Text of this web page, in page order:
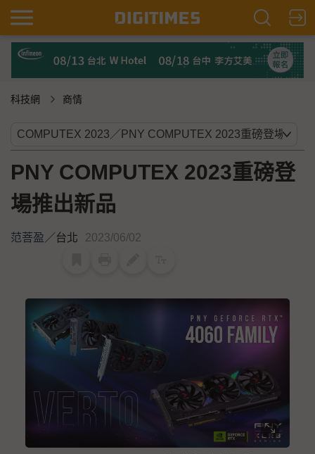
科技網 商情
PNY COMPUTEX 2023重磅登
場推出新品
范菩盈／台北 2023/06/02